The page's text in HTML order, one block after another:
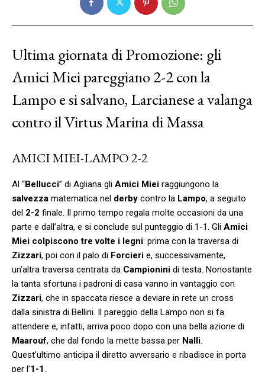
Ultima giornata di Promozione: gli
Amici Miei pareggiano 2-2 con la
Lampo e si salvano, Larcianese a valanga
contro il Virtus Marina di Massa
AMICI MIEI-LAMPO 2-2
Al “Bellucci” di Agliana gli Amici Miei raggiungono la
salvezza matematica nel derby contro la Lampo, a seguito
del 2-2 finale. Il primo tempo regala molte occasioni da una
parte e dall’altra, e si conclude sul punteggio di 1-1. Gli Amici
Miei colpiscono tre volte i legni: prima con la traversa di
Zizzari, poi con il palo di Forcieri e, successivamente,
un’altra traversa centrata da Campionini di testa. Nonostante
la tanta sfortuna i padroni di casa vanno in vantaggio con
Zizzari, che in spaccata riesce a deviare in rete un cross
dalla sinistra di Bellini. Il pareggio della Lampo non si fa
attendere e, infatti, arriva poco dopo con una bella azione di
Maarouf, che dal fondo la mette bassa per Nalli.
Quest’ultimo anticipa il diretto avversario e ribadisce in porta
per l’1-1.